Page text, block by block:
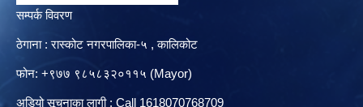
सम्पर्क विवरण
ठेगाना : रास्कोट नगरपालिका-५ , कालिकोट
फोन: +९७७ ९८५८३२०११५ (Mayor)
अडियो सूचनाका लागी : Call 1618070768709